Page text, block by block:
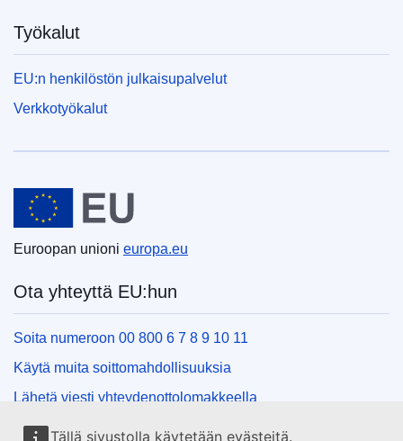
Tällä sivustolla käytetään evästeitä.
Työkalut
EU:n henkilöstön julkaisupalvelut
Verkkotyökalut
Euroopan unioni
Euroopan unioni europa.eu
Ota yhteyttä EU:hun
Soita numeroon 00 800 6 7 8 9 10 11
Käytä muita soittomahdollisuuksia
Lähetä viesti yhteydenottolomakkeella
Käy EU:n tiedotuspisteessä